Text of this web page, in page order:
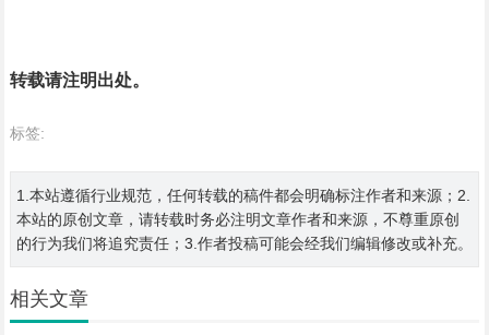
转载请注明出处。
标签:
1.本站遵循行业规范，任何转载的稿件都会明确标注作者和来源；2.
本站的原创文章，请转载时务必注明文章作者和来源，不尊重原创
的行为我们将追究责任；3.作者投稿可能会经我们编辑修改或补充。
相关文章